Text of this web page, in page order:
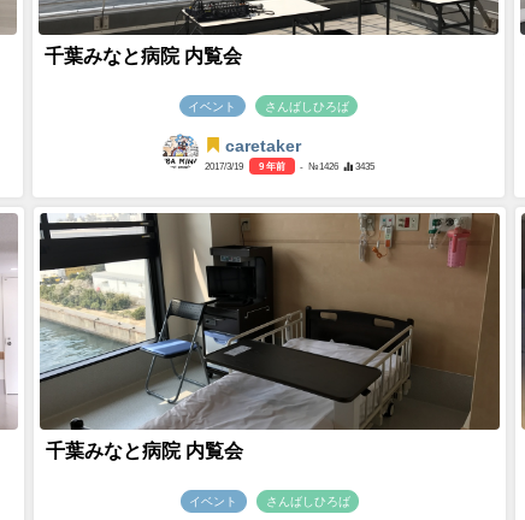
千葉みなと病院 内覧会
イベント さんばしひろば
caretaker
2017/3/19 9 年前 - №1426 3435
千葉みなと病院 内覧会
イベント さんばしひろば